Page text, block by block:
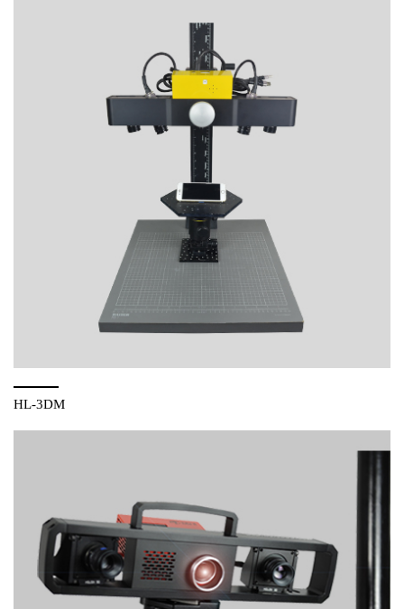
HL-3DM